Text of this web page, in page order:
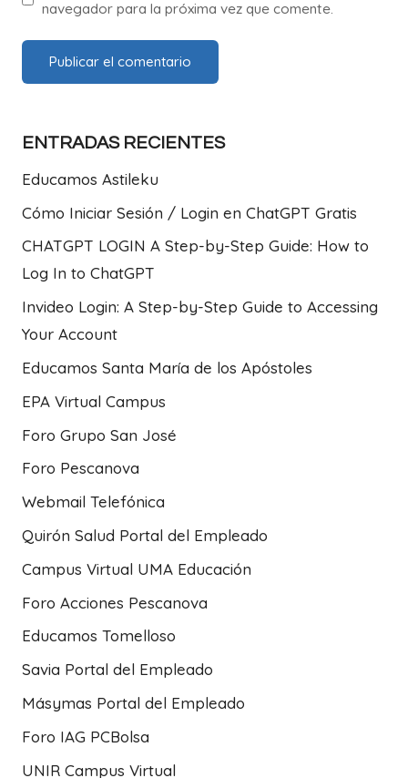
navegador para la próxima vez que comente.
ENTRADAS RECIENTES
Educamos Astileku
Cómo Iniciar Sesión / Login en ChatGPT Gratis
CHATGPT LOGIN A Step-by-Step Guide: How to
Log In to ChatGPT
Invideo Login: A Step-by-Step Guide to Accessing
Your Account
Educamos Santa María de los Apóstoles
EPA Virtual Campus
Foro Grupo San José
Foro Pescanova
Webmail Telefónica
Quirón Salud Portal del Empleado
Campus Virtual UMA Educación
Foro Acciones Pescanova
Educamos Tomelloso
Savia Portal del Empleado
Másymas Portal del Empleado
Foro IAG PCBolsa
UNIR Campus Virtual